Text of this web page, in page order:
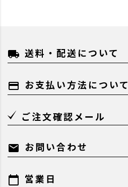
local_shipping 送料・配送について
payment お支払い方法について
ご注文確認メール
mail お問い合わせ
calendar_today 営業日